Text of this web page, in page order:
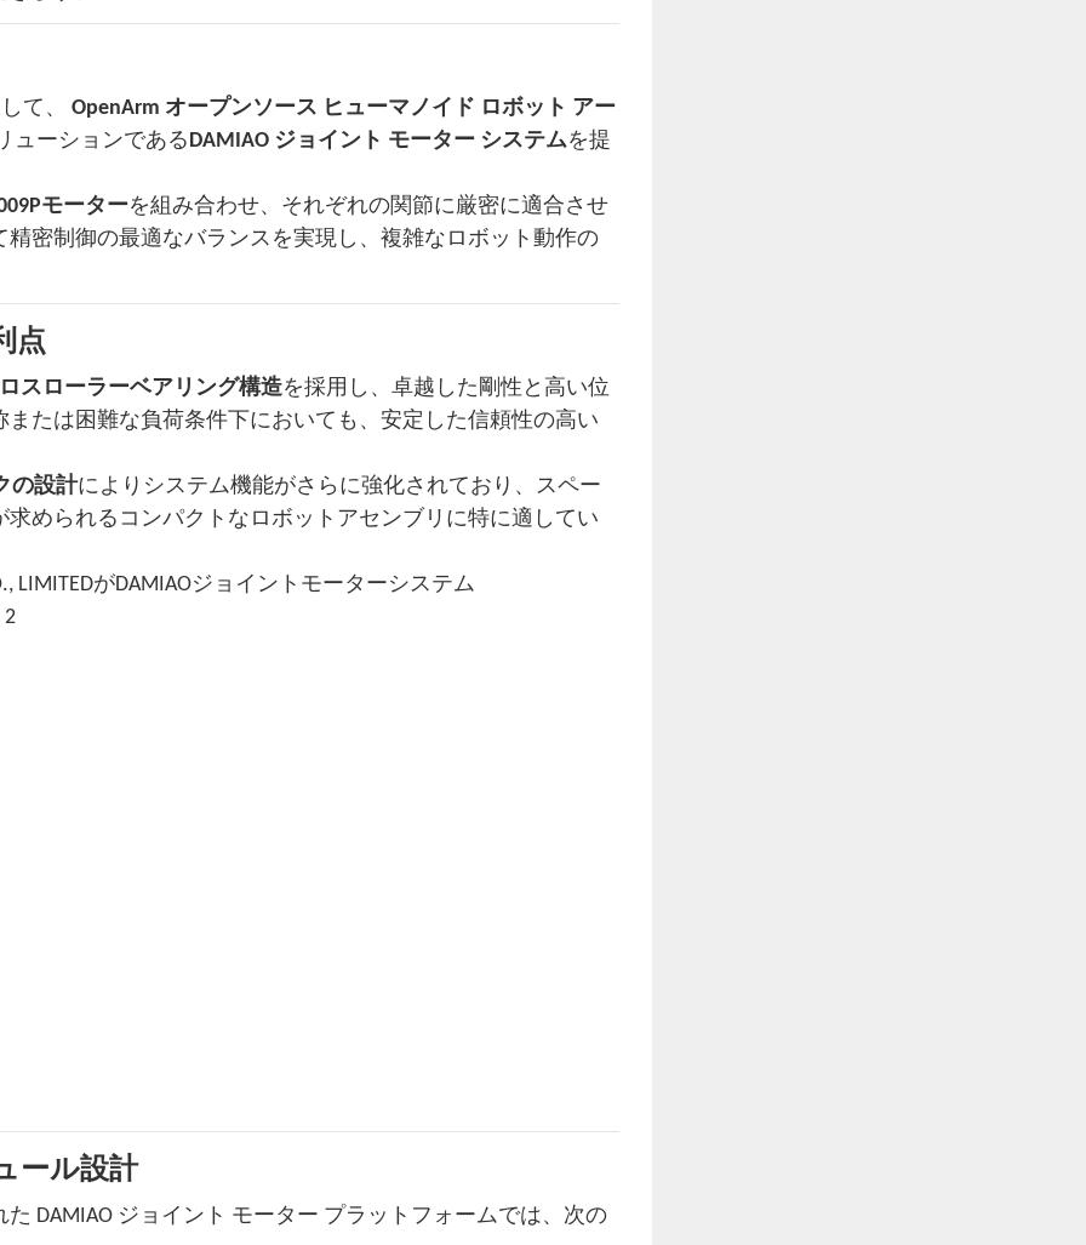
て、 OpenArm オープンソース ヒューマノイド ロボット アー
ューションである DAMIAO ジョイント モーター システムを提
モーターを組み合わせ、それぞれの関節に厳密に適合させ
密制御の最適なバランスを実現し、複雑なロボット動作の
点
スローラーベアリング構造を採用し、卓越した剛性と高い位
たは困難な負荷条件下においても、安定した信頼性の高い
の設計によりシステム機能がさらに強化されており、スペー
められるコンパクトなロボットアセンブリに特に適してい
ール設計
DAMIAO ジョイント モーター プラットフォームでは、次の